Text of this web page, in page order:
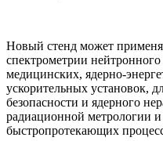
Новый стенд может
спектрометрии
медицинских, ядерно-
ускорительных установок,
безопасности и ядерного
радиационной метрологии и
быстропротекающих